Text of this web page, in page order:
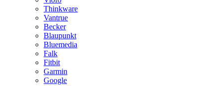
Thinkware
Vantrue
Becker
Blaupunkt
Bluemedia
Falk
Fitbit
Garmin
Google